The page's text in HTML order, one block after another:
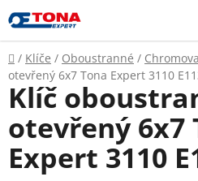
Přejít
na
obsah
Domů
/ Klíče / Oboustranné /
otevřený 6x7 Tona Expert 3110
Klíč
otevřený 6x7
Expert 3110